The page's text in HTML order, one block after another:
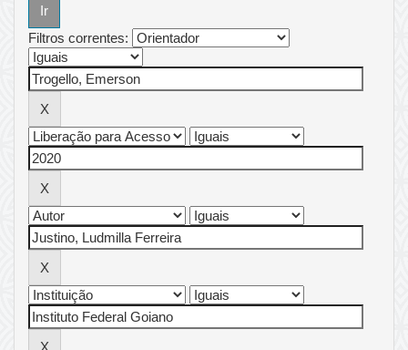
Filtros correntes: